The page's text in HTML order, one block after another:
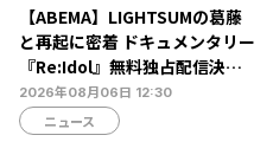
【ABEMA】LIGHTSUMの葛藤
と再起に密着 ドキュメンタリー
『Re:Idol』無料独占配信決
定…デビュー6年目の壁と2年間
の空白期に迫る
2026年08月06日 12:30
ニュース